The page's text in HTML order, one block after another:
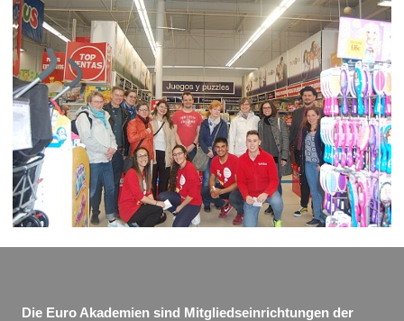
Die Euro Akademien sind Mitgliedseinrichtungen der